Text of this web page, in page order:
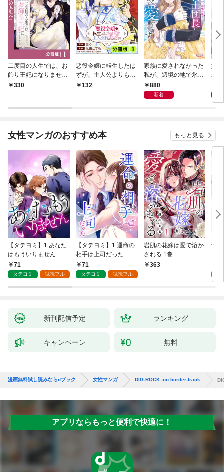
二度目の人生では、お
飾り王妃になりませ
ん！【分冊版】１
330
悪役令嬢に転生したは
ずが、主人公よりも溺
愛されてるみたいです
132
家族に愛されなかった
私が、辺境の地で氷の
軍神騎士団長に溺れる
ほど愛されています１
880
新着
妹
れ
伯
１
女性マンガのおすすめ本 もっと見る
【タテヨミ】1.あなた
はもういりません
71
タテヨミ 試読フル
【タテヨミ】1.運命の
相手は上司だった
71
タテヨミ 試読フル
岩肌の花嫁は愛で溶か
される 1巻
363
愛
新刊配信予定 ランキング
キャンペーン 無料
漫画無料試し読みならdブック 女性マンガ DIG-ROCK -no border-track
アプリならもっと便利で快適に！